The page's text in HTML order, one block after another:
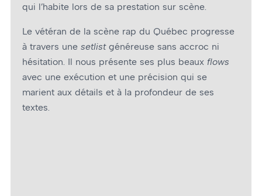
qui l’habite lors de sa prestation sur scène.
Le vétéran de la scène rap du Québec progresse
à travers une setlistgénéreuse sans accroc ni
hésitation. Il nous présente ses plus beaux flows
avec une exécution et une précision qui se
marient aux détails et à la profondeur de ses
textes.